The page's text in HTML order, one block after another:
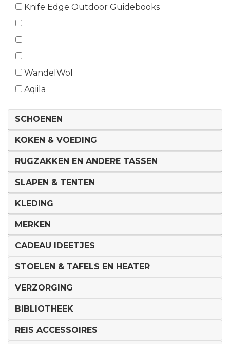
Knife Edge Outdoor Guidebooks
WandelWol
Aqiila
SCHOENEN
KOKEN & VOEDING
RUGZAKKEN EN ANDERE TASSEN
SLAPEN & TENTEN
KLEDING
MERKEN
CADEAU IDEETJES
STOELEN & TAFELS EN HEATER
VERZORGING
BIBLIOTHEEK
REIS ACCESSOIRES